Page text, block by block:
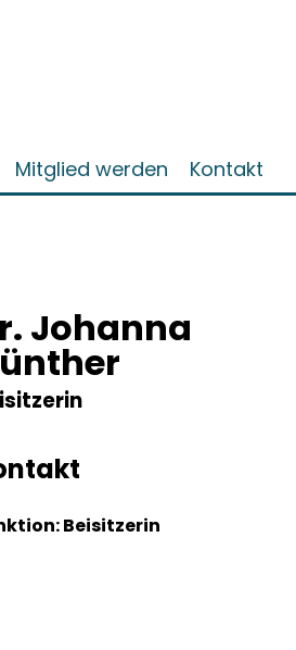
Mitglied werden Kontakt
Johanna
Beisitzerin